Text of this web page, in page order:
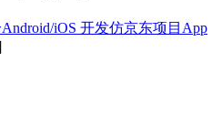
iOS 开发仿京东项目App